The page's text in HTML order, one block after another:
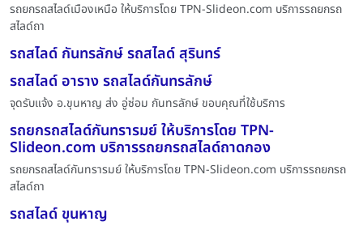
รถยกรถสไลด์เมืองเหนือ ให้บริการโดย TPN-Slideon.com บริการรถยกรถ
สไลด์ถา
รถสไลด์ กันทรลักษ์ รถสไลด์ สุรินทร์
รถสไลด์ อาราง รถสไลด์กันทรลักษ์
จุดรับแจ้ง อ.ขุนหาญ ส่ง อู่ซ่อม กันทรลักษ์ ขอบคุณที่ใช้บริการ
รถยกรถสไลด์กันทรารมย์ ให้บริการโดย TPN-
Slideon.com บริการรถยกรถสไลด์ถาดกอง
รถยกรถสไลด์กันทรารมย์ ให้บริการโดย TPN-Slideon.com บริการรถยกรถ
สไลด์ถา
รถสไลด์ ขุนหาญ